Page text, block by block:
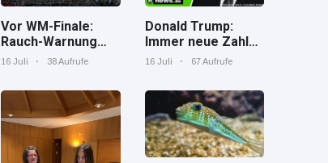
Vor WM-Finale:
Rauch-Warnung
und Hitze in New
16 Juli 38 Aufrufe
Donald Trump:
Immer neue Zahlen
– US-Präsident
Widersprüche
16 Juli 67 Aufrufe